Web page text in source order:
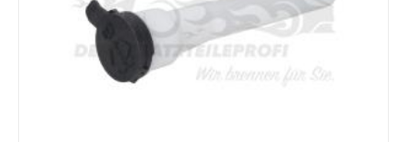
Smart Ersatzteile